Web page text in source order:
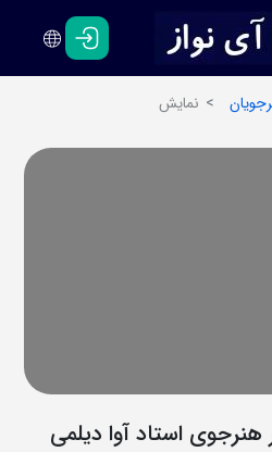
فارسی
انگلیسی
نمایش
هنرجوی استاد آوا دیلمی